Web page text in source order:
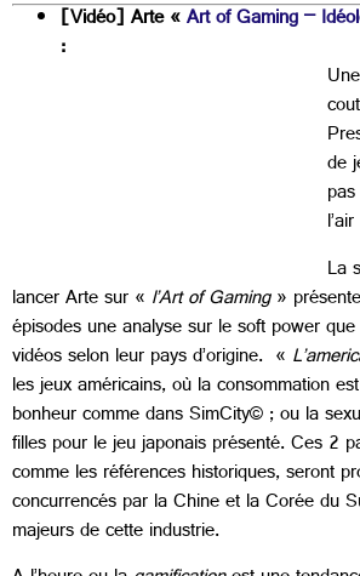
[Vidéo] Arte «Art of Gaming –
:
de
La
lancer Arte sur « l’Art of Gaming»
épisodes une analyse sur le soft power
vidéos selon leur pays d’origine. «
les jeux américains, où la consommation
bonheur comme dans SimCity© ; ou la
filles pour le jeu japonais présenté. Ces 2
comme les références historiques, seront
concurrencés par la Chine et la Corée du
majeurs de cette industrie.